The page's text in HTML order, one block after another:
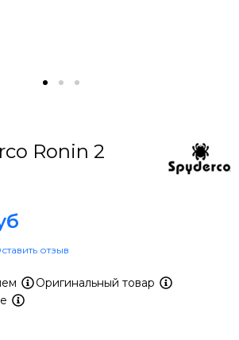
Ronin 2
отзыв
Оригинальный товар